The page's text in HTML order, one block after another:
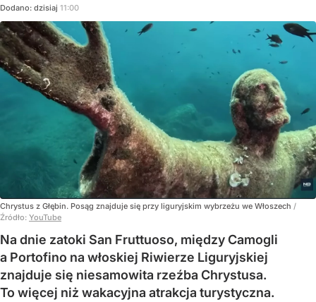
Dodano: dzisiaj 11:00
Chrystus z Głębin. Posąg znajduje się przy liguryjskim wybrzeżu we Włoszech /
Źródło: YouTube
Na dnie zatoki San Fruttuoso, między Camogli
a Portofino na włoskiej Riwierze Liguryjskiej
znajduje się niesamowita rzeźba Chrystusa.
To więcej niż wakacyjna atrakcja turystyczna.